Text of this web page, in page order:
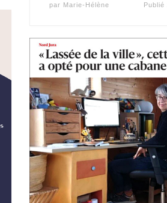
par Marie-Hélène Publié